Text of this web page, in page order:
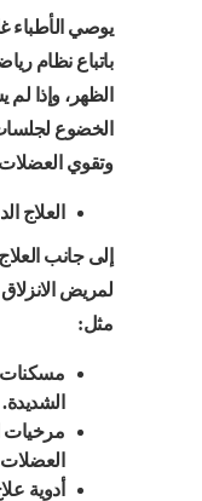
يوصي الأطباء
باتباع نظام
الظهر، وإذا
الخضوع
وتقوي
العلاج
إلى جانب
لمريض
مثل:
مسكنات
الشديدة.
مرخيات
أدوية